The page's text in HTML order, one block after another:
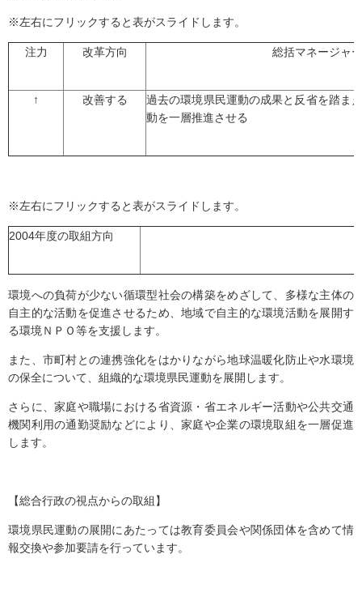
※左右にフリックすると表がスライドします。
注力 改革方向 総括マネージャ
↑ 改善する
過去の環境県民運動の成果と反省を踏ま
動を一層推進させる
※左右にフリックすると表がスライドします。
2004年度の取組方向
環境への負荷が少ない循環型社会の構築をめざして、多様な主体の
自主的な活動を促進させるため、地域で自主的な環境活動を展開す
る環境ＮＰＯ等を支援します。
また、市町村との連携強化をはかりながら地球温暖化防止や水環境
の保全について、組織的な環境県民運動を展開します。
さらに、家庭や職場における省資源・省エネルギー活動や公共交通
機関利用の通勤奨励などにより、家庭や企業の環境取組を一層促進
します。
【総合行政の視点からの取組】
環境県民運動の展開にあたっては教育委員会や関係団体を含めて情
報交換や参加要請を行っています。